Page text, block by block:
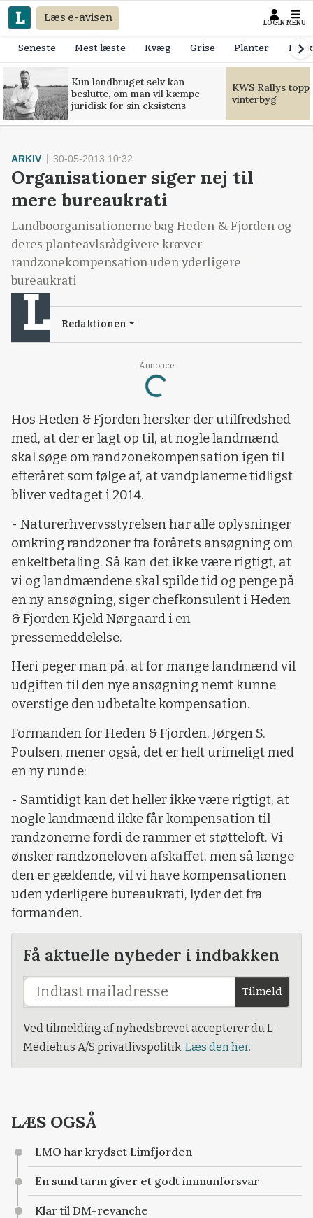
Læs e-avisen LOGIN MENU
Seneste Mest læste Kvæg Grise Planter
Kun landbruget selv kan
beslutte, om man vil kæmpe
juridisk for sin eksistens
KWS Rallys
vinterbyg
Annonce
Loading...
ARKIV 30-05-2013 10:32
Organisationer siger nej til
mere bureaukrati
Landboorganisationerne bag Heden & Fjorden og
deres planteavlsrådgivere kræver
randzonekompensation uden yderligere
bureaukrati
Redaktionen
Hos Heden & Fjorden hersker der utilfredshed
med, at der er lagt op til, at nogle landmænd
skal søge om randzonekompensation igen til
efteråret som følge af, at vandplanerne tidligst
bliver vedtaget i 2014.
- Naturerhvervsstyrelsen har alle oplysninger
omkring randzoner fra forårets ansøgning om
enkeltbetaling. Så kan det ikke være rigtigt, at
vi og landmændene skal spilde tid og penge på
en ny ansøgning, siger chefkonsulent i Heden
& Fjorden Kjeld Nørgaard i en
pressemeddelelse.
Heri peger man på, at for mange landmænd vil
udgiften til den nye ansøgning nemt kunne
overstige den udbetalte kompensation.
Formanden for Heden & Fjorden, Jørgen S.
Poulsen, mener også, det er helt urimeligt med
en ny runde:
- Samtidigt kan det heller ikke være rigtigt, at
nogle landmænd ikke får kompensation til
randzonerne fordi de rammer et støtteloft. Vi
ønsker randzoneloven afskaffet, men så længe
den er gældende, vil vi have kompensationen
uden yderligere bureaukrati, lyder det fra
formanden.
Få aktuelle nyheder i indbakken
Tilmeld
Ved tilmelding af nyhedsbrevet accepterer du L-
Mediehus A/S privatlivspolitik. Læs den her.
LÆS OGSÅ
LMO har krydset Limfjorden
En sund tarm giver et godt immunforsvar
Klar til DM-revanche